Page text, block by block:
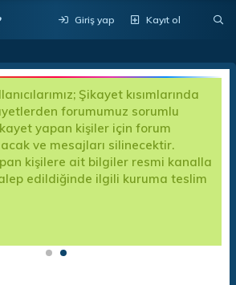
Giriş yap Kayıt ol
Şikayet kısımlarında
forumumuz sorumlu
yapan kişiler için forum
ve mesajları silinecektir.
kişilere ait bilgiler resmi kanalla
edildiğinde ilgili kuruma teslim